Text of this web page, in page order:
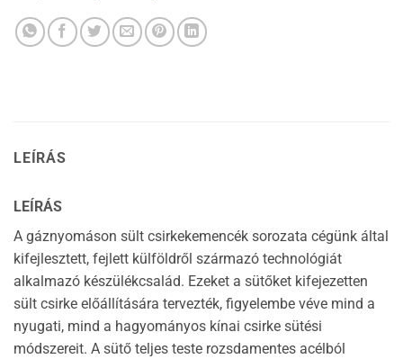
LEÍRÁS
LEÍRÁS
A gáznyomáson sült csirkekemencék sorozata cégünk által
kifejlesztett, fejlett külföldről származó technológiát
alkalmazó készülékcsalád. Ezeket a sütőket kifejezetten
sült csirke előállítására tervezték, figyelembe véve mind a
nyugati, mind a hagyományos kínai csirke sütési
módszereit. A sütő teljes teste rozsdamentes acélból